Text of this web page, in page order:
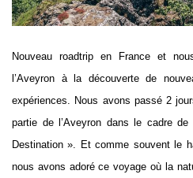
Nouveau roadtrip en France et
l’Aveyron à la découverte de
expériences. Nous avons passé 2
partie de l’Aveyron dans le cadre
Destination ». Et comme souvent le
nous avons adoré ce voyage où la